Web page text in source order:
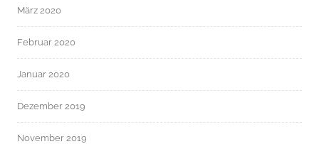
März 2020
Februar 2020
Januar 2020
Dezember 2019
November 2019